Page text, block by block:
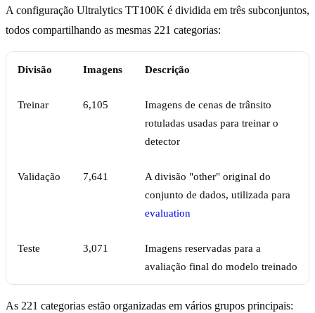
A configuração Ultralytics TT100K é dividida em três subconjuntos,
todos compartilhando as mesmas 221 categorias:
Divisão Imagens Descrição
Treinar 6,105
Imagens de cenas de trânsito
rotuladas usadas para treinar o
detector
Validação 7,641
A divisão "other" original do
conjunto de dados, utilizada para
evaluation
Teste 3,071
Imagens reservadas para a
avaliação final do modelo treinado
As 221 categorias estão organizadas em vários grupos principais: